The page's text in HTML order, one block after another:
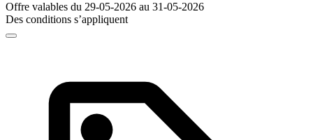
Offre valables du 29-05-2026 au 31-05-2026
Des conditions s’appliquent